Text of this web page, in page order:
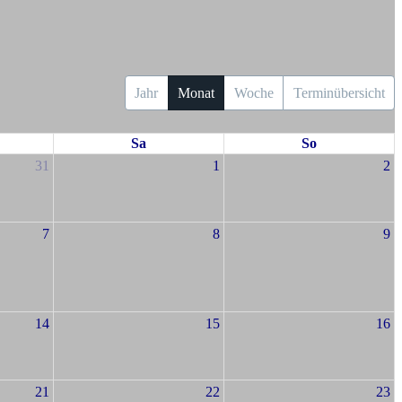
Jahr Monat Woche Terminübersicht
Sa
So
31
1 2
7 8 9
14 15 16
21 22 23